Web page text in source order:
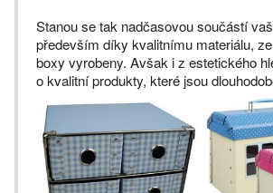
Stanou se tak nadčasovou součástí
především díky kvalitnímu materiálu,
boxy vyrobeny. Avšak i z estetického
o kvalitní produkty, které jsou